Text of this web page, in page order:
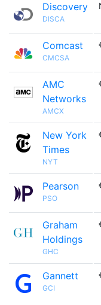
Discovery
DISCA
Comcast
CMCSA
AMC
Networks
AMCX
New York
Times
NYT
Pearson
PSO
Graham
Holdings
GHC
Gannett
GCI